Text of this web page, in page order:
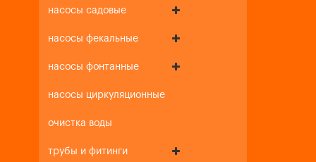
насосы садовые
насосы фекальные
насосы фонтанные
насосы циркуляционные
очистка воды
трубы и фитинги